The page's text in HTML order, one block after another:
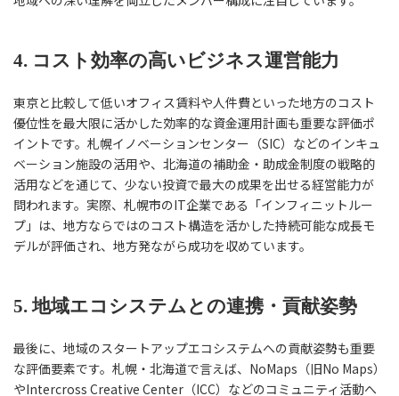
4. コスト効率の高いビジネス運営能力
東京と比較して低いオフィス賃料や人件費といった地方のコスト
優位性を最大限に活かした効率的な資金運用計画も重要な評価ポ
イントです。札幌イノベーションセンター（SIC）などのインキュ
ベーション施設の活用や、北海道の補助金・助成金制度の戦略的
活用などを通じて、少ない投資で最大の成果を出せる経営能力が
問われます。実際、札幌市のIT企業である「インフィニットルー
プ」は、地方ならではのコスト構造を活かした持続可能な成長モ
デルが評価され、地方発ながら成功を収めています。
5. 地域エコシステムとの連携・貢献姿勢
最後に、地域のスタートアップエコシステムへの貢献姿勢も重要
な評価要素です。札幌・北海道で言えば、NoMaps（旧No Maps）
やIntercross Creative Center（ICC）などのコミュニティ活動へ